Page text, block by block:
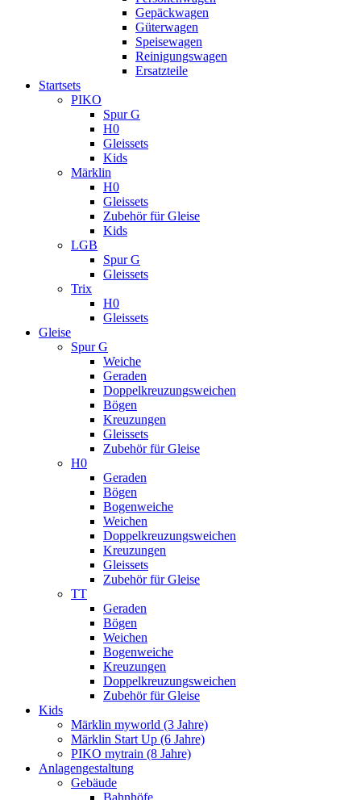
Gepäckwagen
Güterwagen
Speisewagen
Reinigungswagen
Ersatzteile
Startsets
PIKO
Spur G
H0
Gleissets
Kids
Märklin
H0
Gleissets
Zubehör für Gleise
Kids
LGB
Spur G
Gleissets
Trix
H0
Gleissets
Gleise
Spur G
Weiche
Geraden
Doppelkreuzungsweichen
Bögen
Kreuzungen
Gleissets
Zubehör für Gleise
H0
Geraden
Bögen
Bogenweiche
Weichen
Doppelkreuzungsweichen
Kreuzungen
Gleissets
Zubehör für Gleise
TT
Geraden
Bögen
Weichen
Bogenweiche
Kreuzungen
Doppelkreuzungsweichen
Zubehör für Gleise
Kids
Märklin myworld (3 Jahre)
Märklin Start Up (6 Jahre)
PIKO mytrain (8 Jahre)
Anlagengestaltung
Gebäude
Bahnhöfe